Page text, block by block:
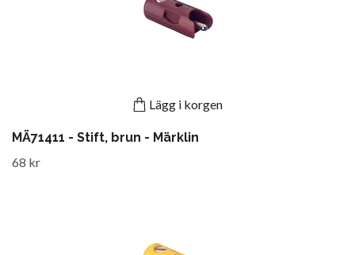
Lägg i korgen
MÄ71411 - Stift, brun - Märklin
68 kr